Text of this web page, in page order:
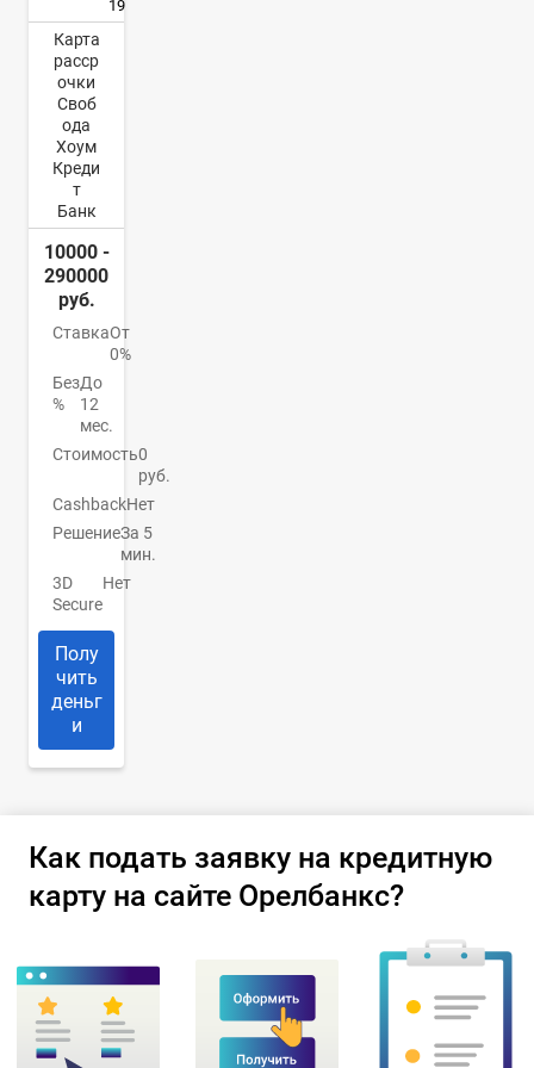
19
Карта
расср
очки
Своб
ода
Хоум
Креди
т
Банк
10000 -
290000
руб.
СтавкаОт
0%
Без
%
До
12
мес.
Стоимость0
руб.
CashbackНет
РешениеЗа 5
мин.
3D
Secure
Нет
Полу
чить
деньг
и
Как подать заявку на кредитную
карту на сайте Орелбанкс?